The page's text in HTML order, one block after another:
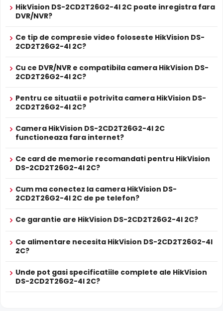
zilei, pentru a evita defectele de culoare, iar pe timpul
noptii acesta este retras pentru a permite luminii IR sa
Infrarosu Inteligent (Smart IR)
Infrarosu Inteligent(Smart IR), ce regleaza automat
intensitatea iluminatorului in infrarosu in functie de
distanta obiectului, eliminand riscul de suprasaturare a
imaginii la distante mici.
True WDR
camerei HikVision DS-2CD2T26G2-4I 2C, compenseaza
atat imaginea din prim plan, cat si imaginea de fundal, in
clare pe intreaga scena.
PROSPECT PRODUCATOR
Prospect
caracter informativ.
HikVision DS-2CD2T26G2-4I 2C poate inregistra fara
DVR/NVR?
Ce tip de compresie video foloseste HikVision DS-
2CD2T26G2-4I 2C?
Cu ce DVR/NVR e compatibila camera HikVision DS-
2CD2T26G2-4I 2C?
Pentru ce situatii e potrivita camera HikVision DS-
2CD2T26G2-4I 2C?
Camera HikVision DS-2CD2T26G2-4I 2C
functioneaza fara internet?
Ce card de memorie recomandati pentru HikVision
DS-2CD2T26G2-4I 2C?
Cum ma conectez la camera HikVision DS-
2CD2T26G2-4I 2C de pe telefon?
Ce garantie are HikVision DS-2CD2T26G2-4I 2C?
Ce alimentare necesita HikVision DS-2CD2T26G2-4I
2C?
Unde pot gasi specificatiile complete ale HikVision
DS-2CD2T26G2-4I 2C?